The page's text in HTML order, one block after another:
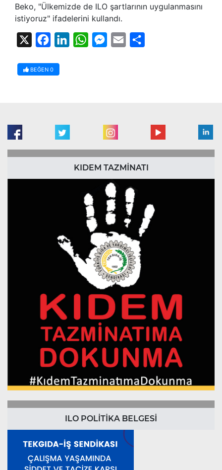
Beko, "Ülkemizde de ILO şartlarının uygulanmasını
istiyoruz" ifadelerini kullandı.
FacebookLinkedInWhatsAppMessenger
Email
BEĞEN 0
KIDEM TAZMİNATI
ILO POLİTİKA BELGESİ